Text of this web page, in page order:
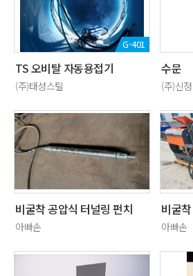
G-401
TS 오비탈 자동용접기
(주)태성스틸
수문
(주)신
비굴착 공압식 터널링 펀치
아빠손 아빠손